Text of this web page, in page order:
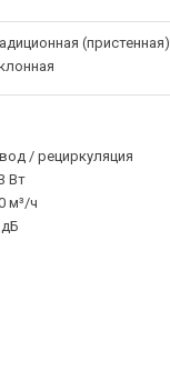
(пристенная)
/ рециркуляция
Вт
м³/ч